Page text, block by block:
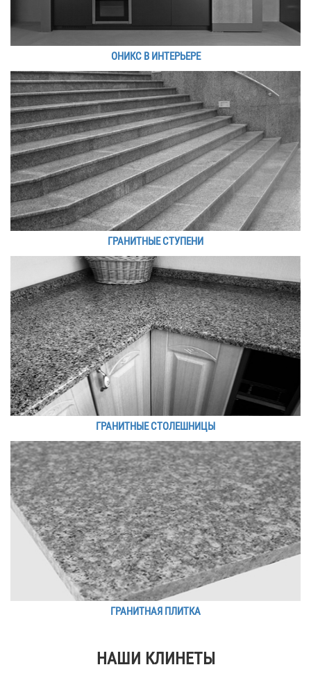
ОНИКС В ИНТЕРЬЕРЕ
ГРАНИТНЫЕ СТУПЕНИ
ГРАНИТНЫЕ СТОЛЕШНИЦЫ
ГРАНИТНАЯ ПЛИТКА
НАШИ КЛИНЕТЫ